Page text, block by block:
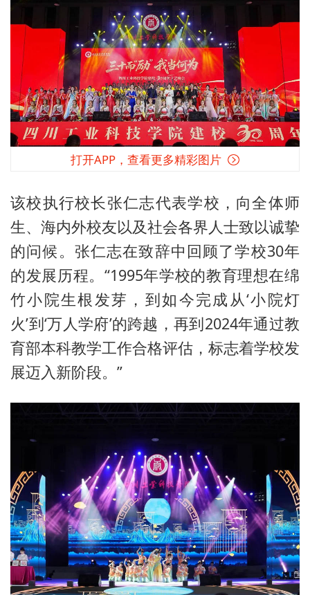
打开APP，查看更多精彩图片
该校执行校长张仁志代表学校，向全体师
生、海内外校友以及社会各界人士致以诚挚
的问候。张仁志在致辞中回顾了学校30年
的发展历程。“1995年学校的教育理想在绵
竹小院生根发芽，到如今完成从‘小院灯
火’到‘万人学府’的跨越，再到2024年通过教
育部本科教学工作合格评估，标志着学校发
展迈入新阶段。”